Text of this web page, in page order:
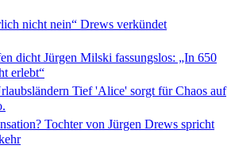
nicht nein“ Drews verkündet
dicht Jürgen Milski fassungslos: „In 650
erlebt“
Tief 'Alice' sorgt für Chaos auf
Tochter von Jürgen Drews spricht